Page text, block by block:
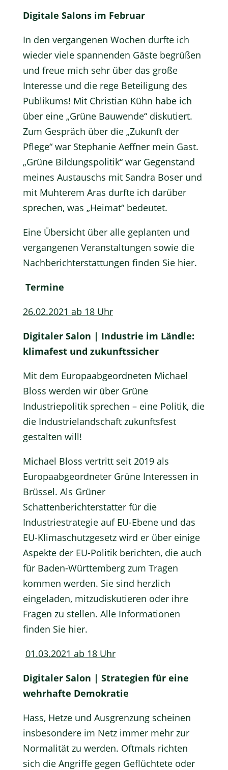
Digitale Salons im Februar
In den vergangenen Wochen durfte ich
wieder viele spannenden Gäste begrüßen
und freue mich sehr über das große
Interesse und die rege Beteiligung des
Publikums! Mit Christian Kühn habe ich
über eine „Grüne Bauwende“ diskutiert.
Zum Gespräch über die „Zukunft der
Pflege“ war Stephanie Aeffner mein Gast.
„Grüne Bildungspolitik“ war Gegenstand
meines Austauschs mit Sandra Boser und
mit Muhterem Aras durfte ich darüber
sprechen, was „Heimat“ bedeutet.
Eine Übersicht über alle geplanten und
vergangenen Veranstaltungen sowie die
Nachberichterstattungen finden Sie hier.
Termine
26.02.2021 ab 18 Uhr
Digitaler Salon | Industrie im Ländle:
klimafest und zukunftssicher
Mit dem Europaabgeordneten Michael
Bloss werden wir über Grüne
Industriepolitik sprechen – eine Politik, die
die Industrielandschaft zukunftsfest
gestalten will!
Michael Bloss vertritt seit 2019 als
Europaabgeordneter Grüne Interessen in
Brüssel. Als Grüner
Schattenberichterstatter für die
Industriestrategie auf EU-Ebene und das
EU-Klimaschutzgesetz wird er über einige
Aspekte der EU-Politik berichten, die auch
für Baden-Württemberg zum Tragen
kommen werden. Sie sind herzlich
eingeladen, mitzudiskutieren oder ihre
Fragen zu stellen. Alle Informationen
finden Sie hier.
01.03.2021 ab 18 Uhr
Digitaler Salon | Strategien für eine
wehrhafte Demokratie
Hass, Hetze und Ausgrenzung scheinen
insbesondere im Netz immer mehr zur
Normalität zu werden. Oftmals richten
sich die Angriffe gegen Geflüchtete oder